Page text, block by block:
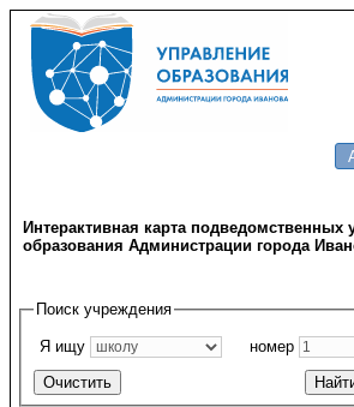
Интерактивная карта подведомственных
образования Администрации города
Поиск учреждения
Я ищу номер